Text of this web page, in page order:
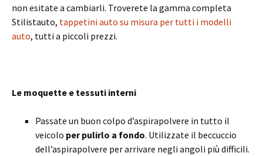
non esitate a cambiarli. Troverete la gamma completa
Stilistauto, tappetini auto su misura per tutti i modelli
auto, tutti a piccoli prezzi.
Le moquette e tessuti interni
Passate un buon colpo d’aspirapolvere in tutto il
veicolo per pulirlo a fondo. Utilizzate il beccuccio
dell’aspirapolvere per arrivare negli angoli più difficili.